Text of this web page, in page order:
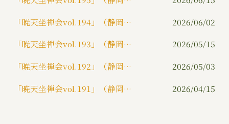
「暁天坐禅会vol.194」（静岡市）
2026/06/02
「暁天坐禅会vol.193」（静岡市）
2026/05/15
「暁天坐禅会vol.192」（静岡市）
2026/05/03
「暁天坐禅会vol.191」（静岡市）
2026/04/15